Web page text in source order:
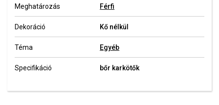
Meghatározás Férfi
Dekoráció Kő nélkül
Téma Egyéb
Specifikáció bőr karkötők